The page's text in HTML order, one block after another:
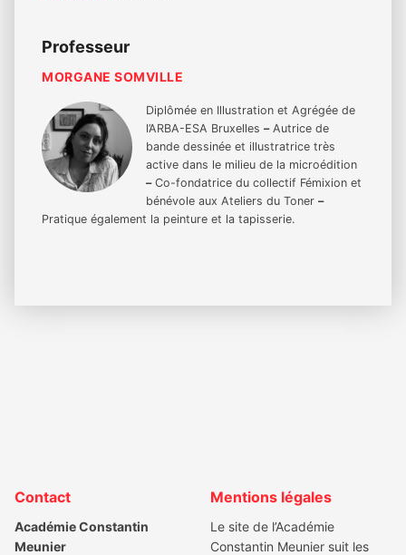
Professeur
MORGANE SOMVILLE
Diplômée en Illustration et Agrégée de
l’ARBA-ESA Bruxelles –Autrice de
bande dessinée et illustratrice très
active dans le milieu de la microédition
–Co-fondatrice du collectif Fémixion et
bénévole aux Ateliers du Toner –
Pratique également la peinture et la tapisserie.
Contact
Académie Constantin
Meunier
Mentions légales
Le site de l’Académie
Constantin Meunier suit les